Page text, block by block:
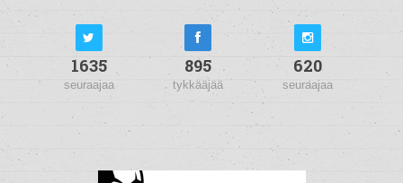
1635
seuraajaa
895
tykkääjää
620
seuraajaa